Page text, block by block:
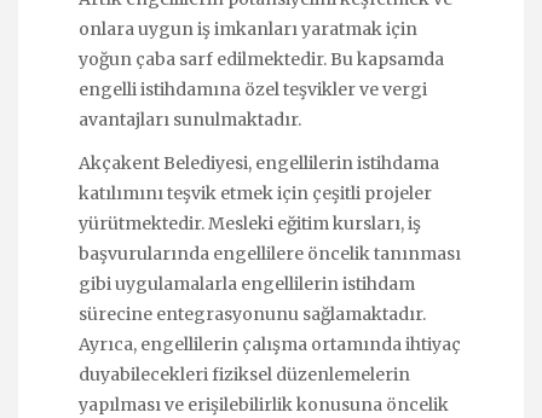
onlara uygun iş imkanları yaratmak için
yoğun çaba sarf edilmektedir. Bu kapsamda
engelli istihdamına özel teşvikler ve vergi
avantajları sunulmaktadır.
Akçakent Belediyesi, engellilerin istihdama
katılımını teşvik etmek için çeşitli projeler
yürütmektedir. Mesleki eğitim kursları, iş
başvurularında engellilere öncelik tanınması
gibi uygulamalarla engellilerin istihdam
sürecine entegrasyonunu sağlamaktadır.
Ayrıca, engellilerin çalışma ortamında ihtiyaç
duyabilecekleri fiziksel düzenlemelerin
yapılması ve erişilebilirlik konusuna öncelik